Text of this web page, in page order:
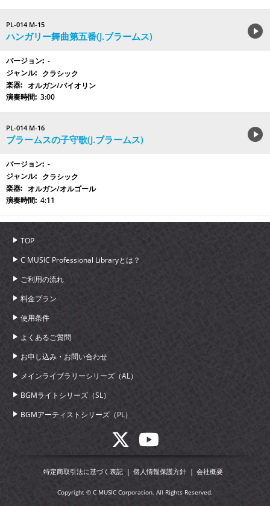
PL-014 M-15
ハンガリー舞曲第五番(J.ブラームス)
-
クラシック
オルガン/バイオリン
3:00
PL-014 M-16
ブラームスの子守歌(J.ブラームス)
-
クラシック
オルガン/オルゴール
4:11
TOP
C MUSIC Professional Libraryとは？
ご利用の流れ
料金プラン
使用条件
よくあるご質問
お申し込み・お問い合わせ
メインライブラリーシリーズ（AL）
BGMライトシリーズ（SL）
BGMアーティストシリーズ（PL）
特定商取引法に基づく表記 個人情報保護方針 会社概要
Copyright © C MUSIC Corporation. All Rights Reserved.